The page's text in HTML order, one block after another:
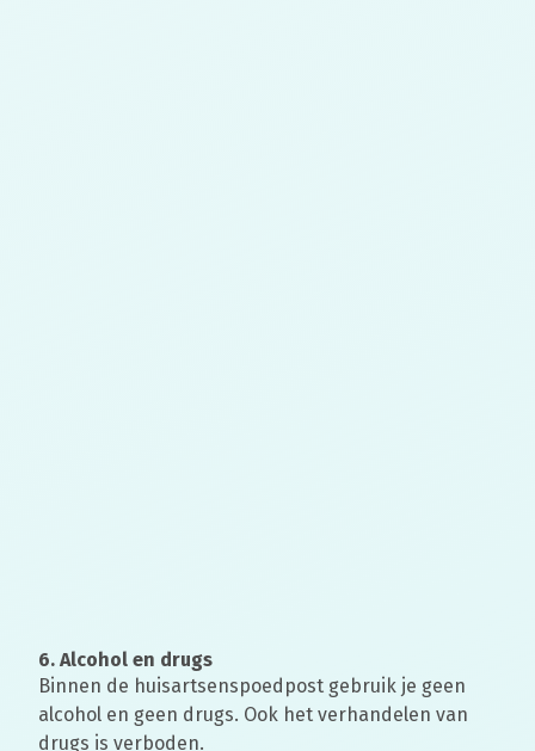
6. Alcohol en drugs
Binnen de huisartsenspoedpost gebruik je geen
alcohol en geen drugs. Ook het verhandelen van
drugs is verboden.